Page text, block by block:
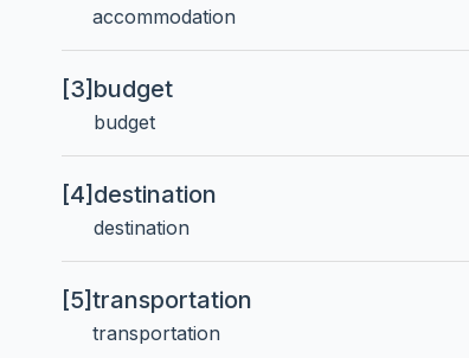
accommodation
[3] budget
budget
[4] destination
destination
[5]transportation
transportation